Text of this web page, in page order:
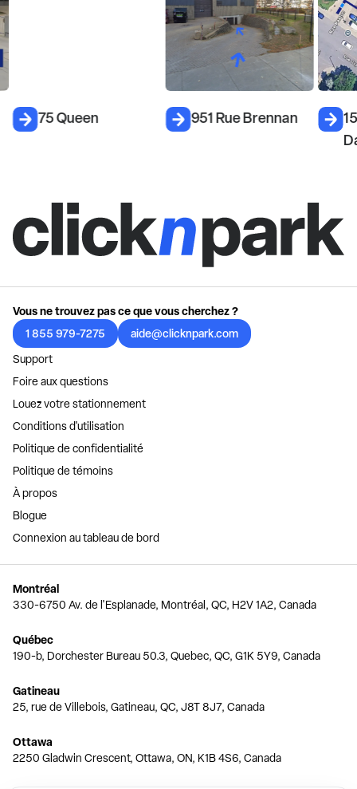
75 Queen 951 Rue Brennan
Vous ne trouvez pas ce que vous cherchez ?
1 855 979-7275
aide@clicknpark.com
Support
Foire aux questions
Louez votre stationnement
Conditions d'utilisation
Politique de confidentialité
Politique de témoins
À propos
Blogue
Connexion au tableau de bord
Montréal
330-6750 Av. de l'Esplanade, Montréal, QC, H2V 1A2, Canada
Québec
190-b, Dorchester Bureau 50.3, Quebec, QC, G1K 5Y9, Canada
Gatineau
25, rue de Villebois, Gatineau, QC, J8T 8J7, Canada
Ottawa
2250 Gladwin Crescent, Ottawa, ON, K1B 4S6, Canada